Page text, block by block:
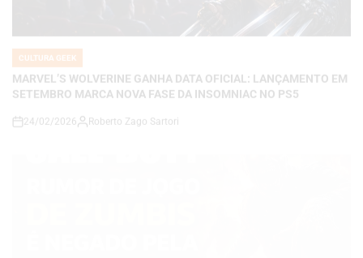
MARVEL’S WOLVERINE GANHA DATA OFICIAL: LANÇAMENTO EM
SETEMBRO MARCA NOVA FASE DA INSOMNIAC NO PS5
on
24/02/2026